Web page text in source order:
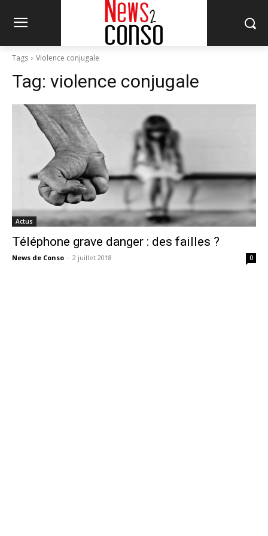
Tags Violence conjugale
Tag: violence conjugale
Actus
Téléphone grave danger : des failles ?
News de Conso - 2 juillet 2018 0